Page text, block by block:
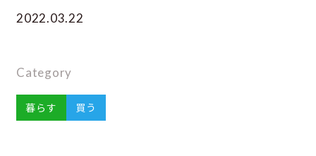
2022.03.22
Category
暮らす 買う